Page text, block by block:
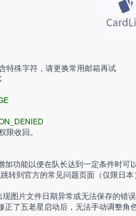
特殊字符，请更换常用邮箱再试
限收回。
功能以便在队长达到一定条件时可
转到官方的常见问题页面（仅限日本
图片文件日期异常或无法保存的错误
了五老星启动后，无法手动调整角